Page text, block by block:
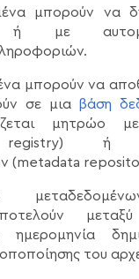
μπορούν να
ή με
μπορούν να
σε μια βάση
μητρώο
registry) ή
(metadata
του